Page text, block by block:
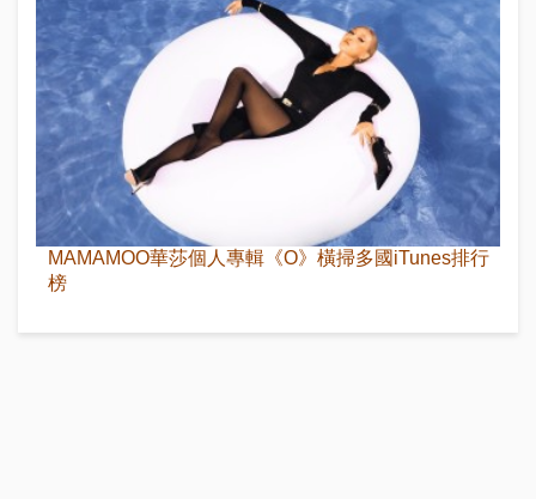
MAMAMOO華莎個人專輯《O》橫掃多國iTunes排行
榜